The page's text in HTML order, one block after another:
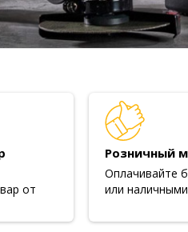
от
Розничный
Оплачивайте
или